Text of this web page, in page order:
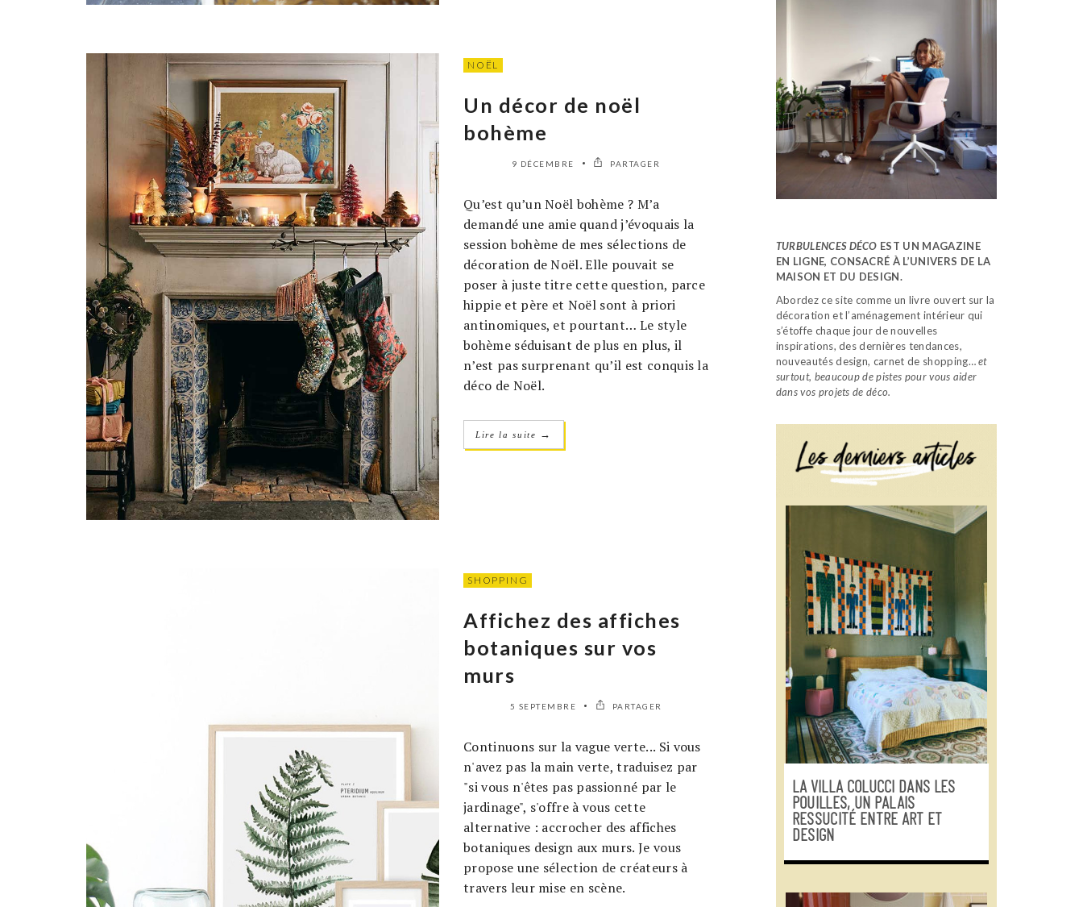
NOËL
Un décor de noël
bohème
9 DÉCEMBRE PARTAGER
Qu’est qu’un Noël bohème ? M’a
demandé une amie quand j’évoquais la
session bohème de mes sélections de
décoration de Noël. Elle pouvait se
poser à juste titre cette question, parce
hippie et père et Noël sont à priori
antinomiques, et pourtant… Le style
bohème séduisant de plus en plus, il
n’est pas surprenant qu’il est conquis la
déco de Noël.
Lire la suite →
SHOPPING
Affichez des affiches
botaniques sur vos
murs
5 SEPTEMBRE PARTAGER
Continuons sur la vague verte... Si vous
n'avez pas la main verte, traduisez par
"si vous n'êtes pas passionné par le
jardinage", s'offre à vous cette
alternative : accrocher des affiches
botaniques design aux murs. Je vous
propose une sélection de créateurs à
travers leur mise en scène.
TURBULENCES DÉCO EST UN MAGAZINE
EN LIGNE, CONSACRÉ À L’UNIVERS DE LA
MAISON ET DU DESIGN.
Abordez ce site comme un livre ouvert sur la
décoration et l’aménagement intérieur qui
s’étoffe chaque jour de nouvelles
inspirations, des dernières tendances,
nouveautés design, carnet de shopping…et
surtout, beaucoup de pistes pour vous aider
dans vos projets de déco.
LA VILLA COLUCCI DANS LES
POUILLES, UN PALAIS
RESSUCITÉ ENTRE ART ET
DESIGN